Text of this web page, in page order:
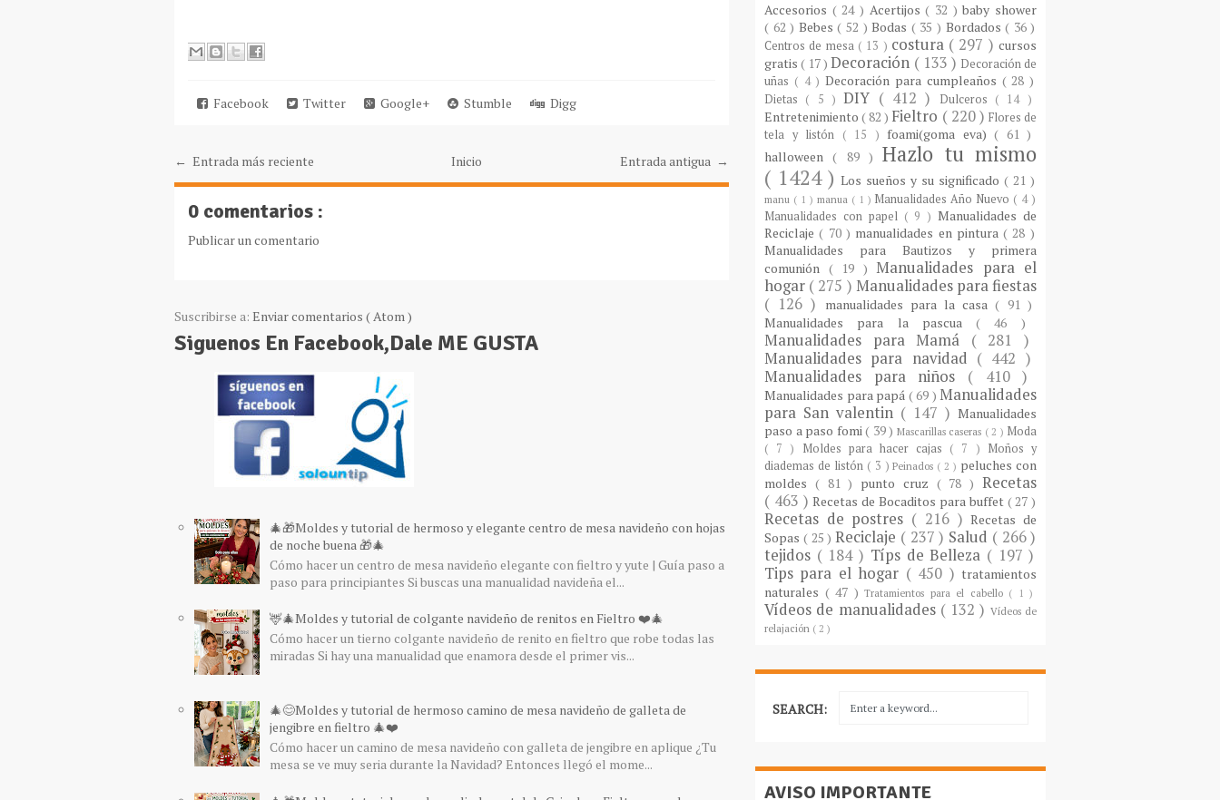
Facebook Twitter Google+ Stumble Digg
← Entrada más reciente Entrada antigua →
Inicio
0 comentarios :
Publicar un comentario
Suscribirse a: Enviar comentarios ( Atom )
Siguenos En Facebook,Dale ME GUSTA
🎄🎁Moldes y tutorial de hermoso y elegante centro de mesa navideño con hojas
de noche buena 🎁🎄
Cómo hacer un centro de mesa navideño elegante con fieltro y yute | Guía paso a
paso para principiantes Si buscas una manualidad navideña el...
🦌🎄Moldes y tutorial de colgante navideño de renitos en Fieltro ❤️🎄
Cómo hacer un tierno colgante navideño de renito en fieltro que robe todas las
miradas Si hay una manualidad que enamora desde el primer vis...
🎄😊Moldes y tutorial de hermoso camino de mesa navideño de galleta de
jengibre en fieltro 🎄❤️
Cómo hacer un camino de mesa navideño con galleta de jengibre en aplique ¿Tu
mesa se ve muy seria durante la Navidad? Entonces llegó el mome...
Accesorios ( 24 ) Acertijos( 32 )baby shower
( 62 ) Bebes( 52 )Bodas ( 35 ) Bordados( 36 )
Centros de mesa ( 13 ) costura ( 297 )cursos
gratis( 17 )Decoración ( 133 ) Decoración de
uñas ( 4 )Decoración para cumpleaños ( 28 )
Dietas ( 5 )DIY ( 412 ) Dulceros ( 14 )
Entretenimiento( 82 ) Fieltro ( 220 ) Flores de
tela y listón ( 15 ) foami(goma eva)( 61 )
halloween( 89 )Hazlo tu mismo
( 1424 ) Los sueños y su significado ( 21 )
manu ( 1 ) manua ( 1 ) Manualidades Año Nuevo ( 4 )
Manualidades con papel ( 9 )Manualidades de
Reciclaje( 70 ) manualidades en pintura( 28 )
Manualidades para Bautizos y primera
comunión ( 19 ) Manualidades para el
hogar ( 275 ) Manualidades para fiestas
( 126 )
manualidades para la casa( 91 )
Manualidades para la pascua( 46 )
Manualidades para Mamá ( 281 )
Manualidades para navidad ( 442 )
Manualidades para niños ( 410 )
Manualidades para papá ( 69 ) Manualidades
para San valentin ( 147 ) Manualidades
paso a paso fomi( 39 ) Mascarillas caseras ( 2 ) Moda
( 7 ) Moldes para hacer cajas ( 7 ) Moños y
diademas de listón ( 3 )Peinados ( 2 ) peluches con
moldes ( 81 ) punto cruz ( 78 )Recetas
( 463 )Recetas de Bocaditos para buffet ( 27 )
Recetas de postres ( 216 )Recetas de
Sopas ( 25 ) Reciclaje ( 237 ) Salud ( 266 )
tejidos ( 184 ) Típs de Belleza ( 197 )
Tips para el hogar ( 450 )tratamientos
naturales ( 47 )Tratamientos para el cabello ( 1 )
Vídeos de manualidades ( 132 ) Vídeos de
relajación ( 2 )
SEARCH:
AVISO IMPORTANTE